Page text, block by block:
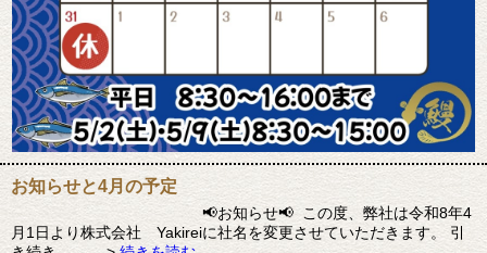
お知らせと4月の予定
📢お知らせ📢 この度、弊社は令和8年4
月1日より株式会社 Yakireiに社名を変更させていただきます。 引